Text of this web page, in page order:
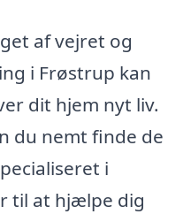
af vejret og
i Frøstrup kan
dit hjem nyt liv.
du nemt finde de
i
til at hjælpe dig